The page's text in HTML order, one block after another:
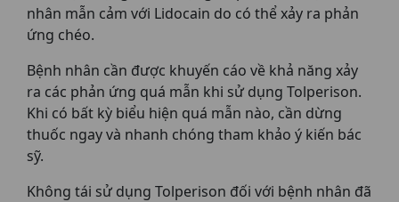
nhân mẫn cảm với Lidocain do có thể xảy ra phản
ứng chéo.
Bệnh nhân cần được khuyến cáo về khả năng xảy
ra các phản ứng quá mẫn khi sử dụng Tolperison.
Khi có bất kỳ biểu hiện quá mẫn nào, cần dừng
thuốc ngay và nhanh chóng tham khảo ý kiến bác
sỹ.
Không tái sử dụng Tolperison đối với bệnh nhân đã